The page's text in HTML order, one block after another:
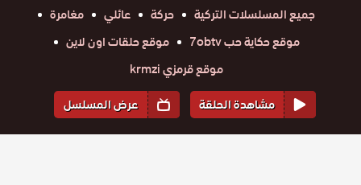
جميع المسلسلات التركية
حركة عائلي
مغامرة
موقع حكاية حب 7obtv
موقع حلقات اون لاين
موقع قرمزي krmzi
مشاهدة الحلقة
عرض المسلسل